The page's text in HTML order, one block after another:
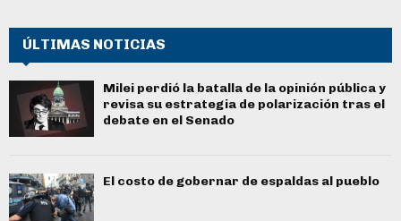
ÚLTIMAS NOTICIAS
Milei perdió la batalla de la opinión pública y
revisa su estrategia de polarización tras el
debate en el Senado
El costo de gobernar de espaldas al pueblo